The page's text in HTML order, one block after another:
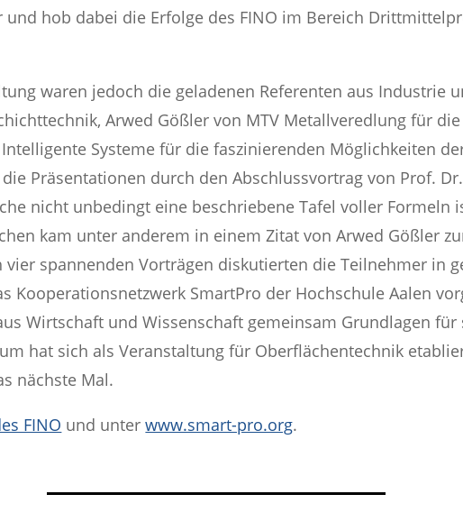
und hob dabei die Erfolge des FINO im Bereich
waren jedoch die geladenen Referenten aus Industrie
Arwed Gößler von MTV Metallveredlung für
Systeme für die faszinierenden Möglichkeiten
Präsentationen durch den Abschlussvortrag von Prof.
nicht unbedingt eine beschriebene Tafel voller Formeln
kam unter anderem in einem Zitat von Arwed Gößler
vier spannenden Vorträgen diskutierten die Teilnehmer in
Kooperationsnetzwerk SmartPro der Hochschule Aalen
Wirtschaft und Wissenschaft gemeinsam Grundlagen
hat sich als Veranstaltung für Oberflächentechnik
nächste Mal.
FINO und unterwww.smart-pro.org.